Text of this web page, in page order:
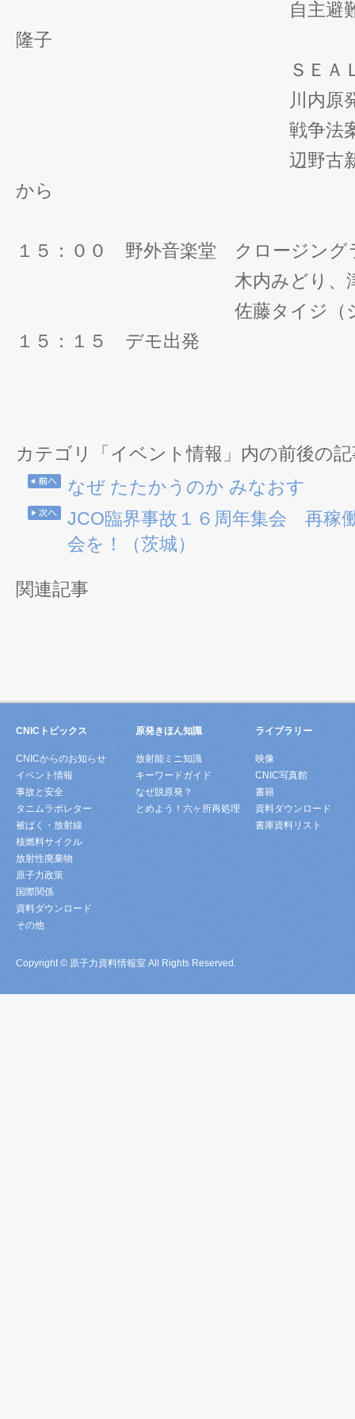
自主避難（北海道
隆子
ＳＥＡＬＤｓ・
川内原発現地
戦争法案反対の
辺野古新基地建設
から
１５：００ 野外音楽堂 クロージング
木内みどり、津田
佐藤タイジ（シアタ
１５：１５ デモ出発
カテゴリ「イベント情報」内の前後の
なぜ たたかうのか みなおす
JCO臨界事故１６周年集会 再稼
会を！（茨城）
関連記事
CNICトピックス
CNICからのお知らせ
イベント情報
事故と安全
タニムラボレター
被ばく・放射線
核燃料サイクル
放射性廃棄物
原子力政策
国際関係
資料ダウンロード
その他
原発きほん知識
放射能ミニ知識
キーワードガイド
なぜ脱原発？
とめよう！六ヶ所再処理
ライブラリー
映像
CNIC写真館
書籍
資料ダウンロード
書庫資料リスト
Copyright © 原子力資料情報室 All Rights Reserved.